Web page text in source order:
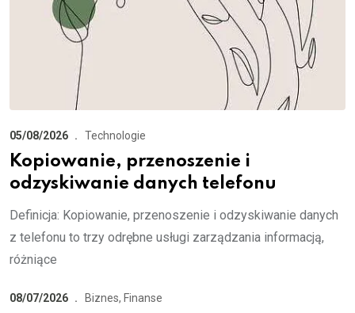
05/08/2026 Technologie
Kopiowanie, przenoszenie i
odzyskiwanie danych telefonu
Definicja: Kopiowanie, przenoszenie i odzyskiwanie danych
z telefonu to trzy odrębne usługi zarządzania informacją,
różniące
08/07/2026 Biznes, Finanse